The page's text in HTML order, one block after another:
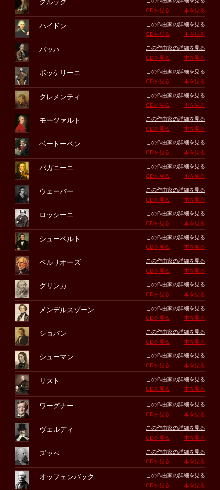
グルック
CDを見る
本を見る
ハイドン
この作曲家の詳細を見る
CDを見る
本を見る
バッハ
この作曲家の詳細を見る
CDを見る
本を見る
ボッケリーニ
この作曲家の詳細を見る
CDを見る
本を見る
クレメンティ
この作曲家の詳細を見る
CDを見る
本を見る
モーツァルト
この作曲家の詳細を見る
CDを見る
本を見る
ベートーベン
この作曲家の詳細を見る
CDを見る
本を見る
パガニーニ
この作曲家の詳細を見る
CDを見る
本を見る
ウェーバー
この作曲家の詳細を見る
CDを見る
本を見る
ロッシーニ
この作曲家の詳細を見る
CDを見る
本を見る
シューベルト
この作曲家の詳細を見る
CDを見る
本を見る
ベルリオーズ
この作曲家の詳細を見る
CDを見る
本を見る
グリンカ
この作曲家の詳細を見る
CDを見る
本を見る
メンデルスゾーン
この作曲家の詳細を見る
CDを見る
本を見る
ショパン
この作曲家の詳細を見る
CDを見る
本を見る
シューマン
この作曲家の詳細を見る
CDを見る
本を見る
リスト
この作曲家の詳細を見る
CDを見る
本を見る
ワーグナー
この作曲家の詳細を見る
CDを見る
本を見る
ヴェルディ
この作曲家の詳細を見る
CDを見る
本を見る
ズッペ
この作曲家の詳細を見る
CDを見る
本を見る
オッフェンバック
この作曲家の詳細を見る
CDを見る
本を見る